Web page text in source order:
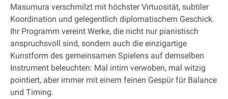
Masumura verschmilzt mit höchster Virtuosität, subtiler
Koordination und gelegentlich diplomatischem Geschick.
Ihr Programm vereint Werke, die nicht nur pianistisch
anspruchsvoll sind, sondern auch die einzigartige
Kunstform des gemeinsamen Spielens auf demselben
Instrument beleuchten: Mal intim verwoben, mal witzig
pointiert, aber immer mit einem feinen Gespür für Balance
und Timing.